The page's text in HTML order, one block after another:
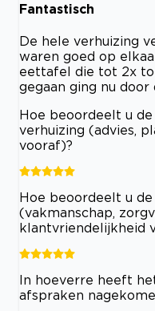
Fantastisch
De hele verhuizing
waren goed op
eettafel die tot 2x
gegaan ging nu door
Hoe beoordeelt u
verhuizing (advies,
vooraf)?
Hoe beoordeelt u
(vakmanschap,
klantvriendelijkheid
In hoeverre heeft
afspraken